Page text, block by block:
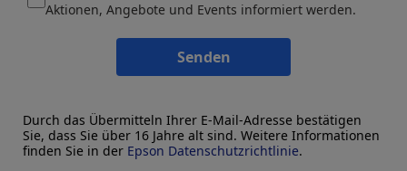
Aktionen, Angebote und Events informiert werden.
Senden
Durch das Übermitteln Ihrer E-Mail-Adresse bestätigen
Sie, dass Sie über 16 Jahre alt sind. Weitere Informationen
finden Sie in der Epson Datenschutzrichtlinie.